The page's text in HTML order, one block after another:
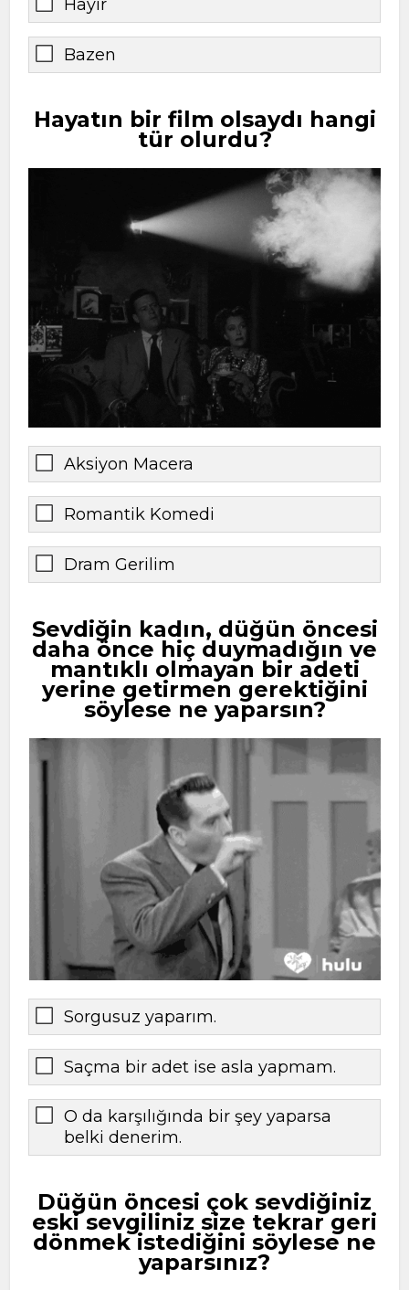
Hayır
Bazen
Hayatın bir film olsaydı hangi
tür olurdu?
Aksiyon Macera
Romantik Komedi
Dram Gerilim
Sevdiğin kadın, düğün öncesi
daha önce hiç duymadığın ve
mantıklı olmayan bir adeti
yerine getirmen gerektiğini
söylese ne yaparsın?
Sorgusuz yaparım.
Saçma bir adet ise asla yapmam.
O da karşılığında bir şey yaparsa
belki denerim.
Düğün öncesi çok sevdiğiniz
eski sevgiliniz size tekrar geri
dönmek istediğini söylese ne
yaparsınız?